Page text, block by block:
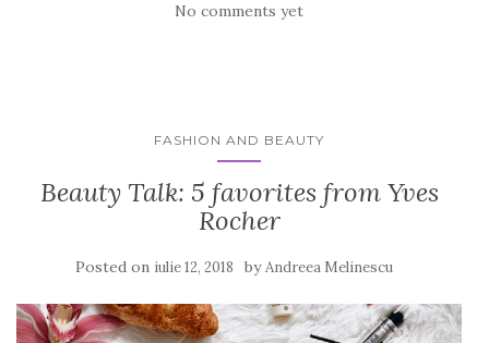
No comments yet
FASHION AND BEAUTY
Beauty Talk: 5 favorites from Yves
Rocher
Posted on iulie 12, 2018 byAndreea Melinescu